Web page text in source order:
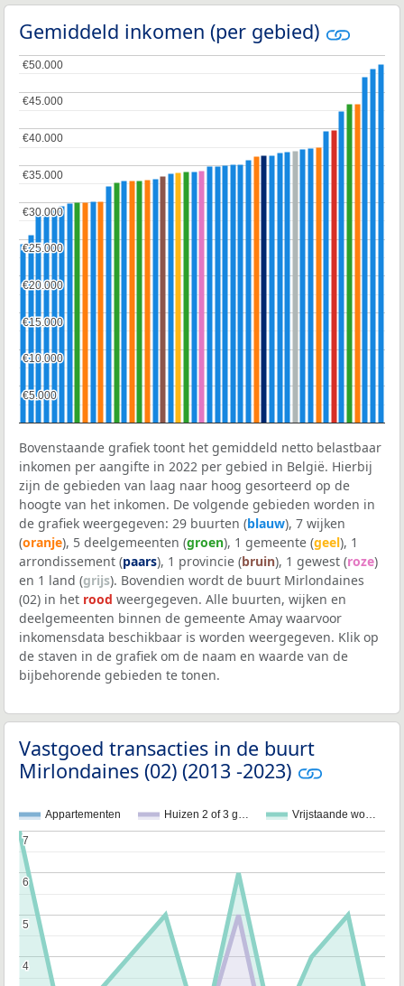
Gemiddeld inkomen (per gebied)
€5.000
€5.000
€10.000
€10.000
€15.000
€15.000
€20.000
€20.000
€25.000
€25.000
€30.000
€30.000
€35.000
€35.000
€40.000
€40.000
€45.000
€45.000
€50.000
€50.000
Bovenstaande grafiek toont het gemiddeld netto belastbaar
inkomen per aangifte in 2022 per gebied in België. Hierbij
zijn de gebieden van laag naar hoog gesorteerd op de
hoogte van het inkomen. De volgende gebieden worden in
de grafiek weergegeven: 29 buurten (blauw), 7 wijken
(oranje), 5 deelgemeenten (groen), 1 gemeente (geel), 1
arrondissement (paars), 1 provincie (bruin), 1 gewest (roze)
en 1 land (grijs). Bovendien wordt de buurt Mirlondaines
(02) in het rood weergegeven. Alle buurten, wijken en
deelgemeenten binnen de gemeente Amay waarvoor
inkomensdata beschikbaar is worden weergegeven. Klik op
de staven in de grafiek om de naam en waarde van de
bijbehorende gebieden te tonen.
Vastgoed transacties in de buurt
Mirlondaines (02) (2013 -2023)
Appartementen Huizen 2 of 3 g… Vrijstaande wo…
4
4
5
5
6
6
7
7